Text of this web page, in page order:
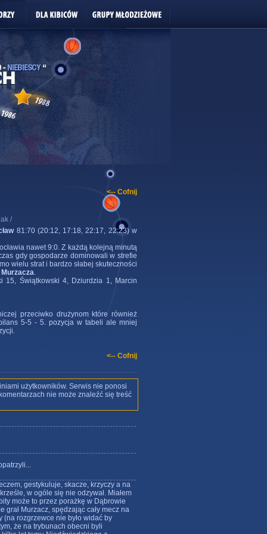
<-- Cofnij
/
81:70 (20:12, 17:18, 22:17, 22:23) w
nawet 9:0. Z każdą kolejną minutą
gdy gospodarze dominowali w strefie
wielu strat i bardzo słabej skuteczności
.
15, Świątkowski 4, Dziurdzia 1, Marcin
przeciwko drużynom które również
5-5 - 5. pozycja w tabeli ale mniej
<-- Cofnij
użytkowników. Serwis nie ponosi
nie może znaleźć się treść
gestykuluje, skacze, krzyczy a na
w ogóle się nie odzywał. Miałem
może to przez porażkę w Dąbrowie
Murzacz, spędzając cały mecz na
(na rozgrzewce nie było widać by
że na trybunach obecni byli